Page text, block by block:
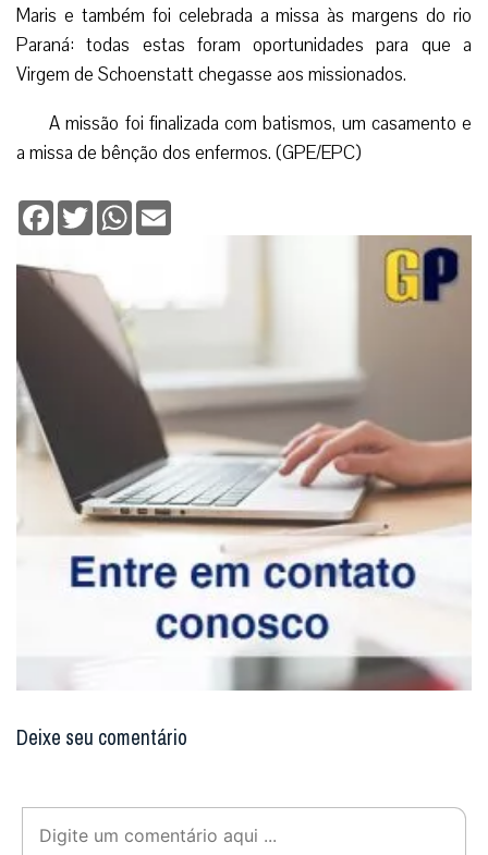
Maris e também foi celebrada a missa às margens do rio
Paraná: todas estas foram oportunidades para que a
Virgem de Schoenstatt chegasse aos missionados.
A missão foi finalizada com batismos, um casamento e
a missa de bênção dos enfermos. (GPE/EPC)
Facebook
TwitterWhatsApp
Deixe seu comentário